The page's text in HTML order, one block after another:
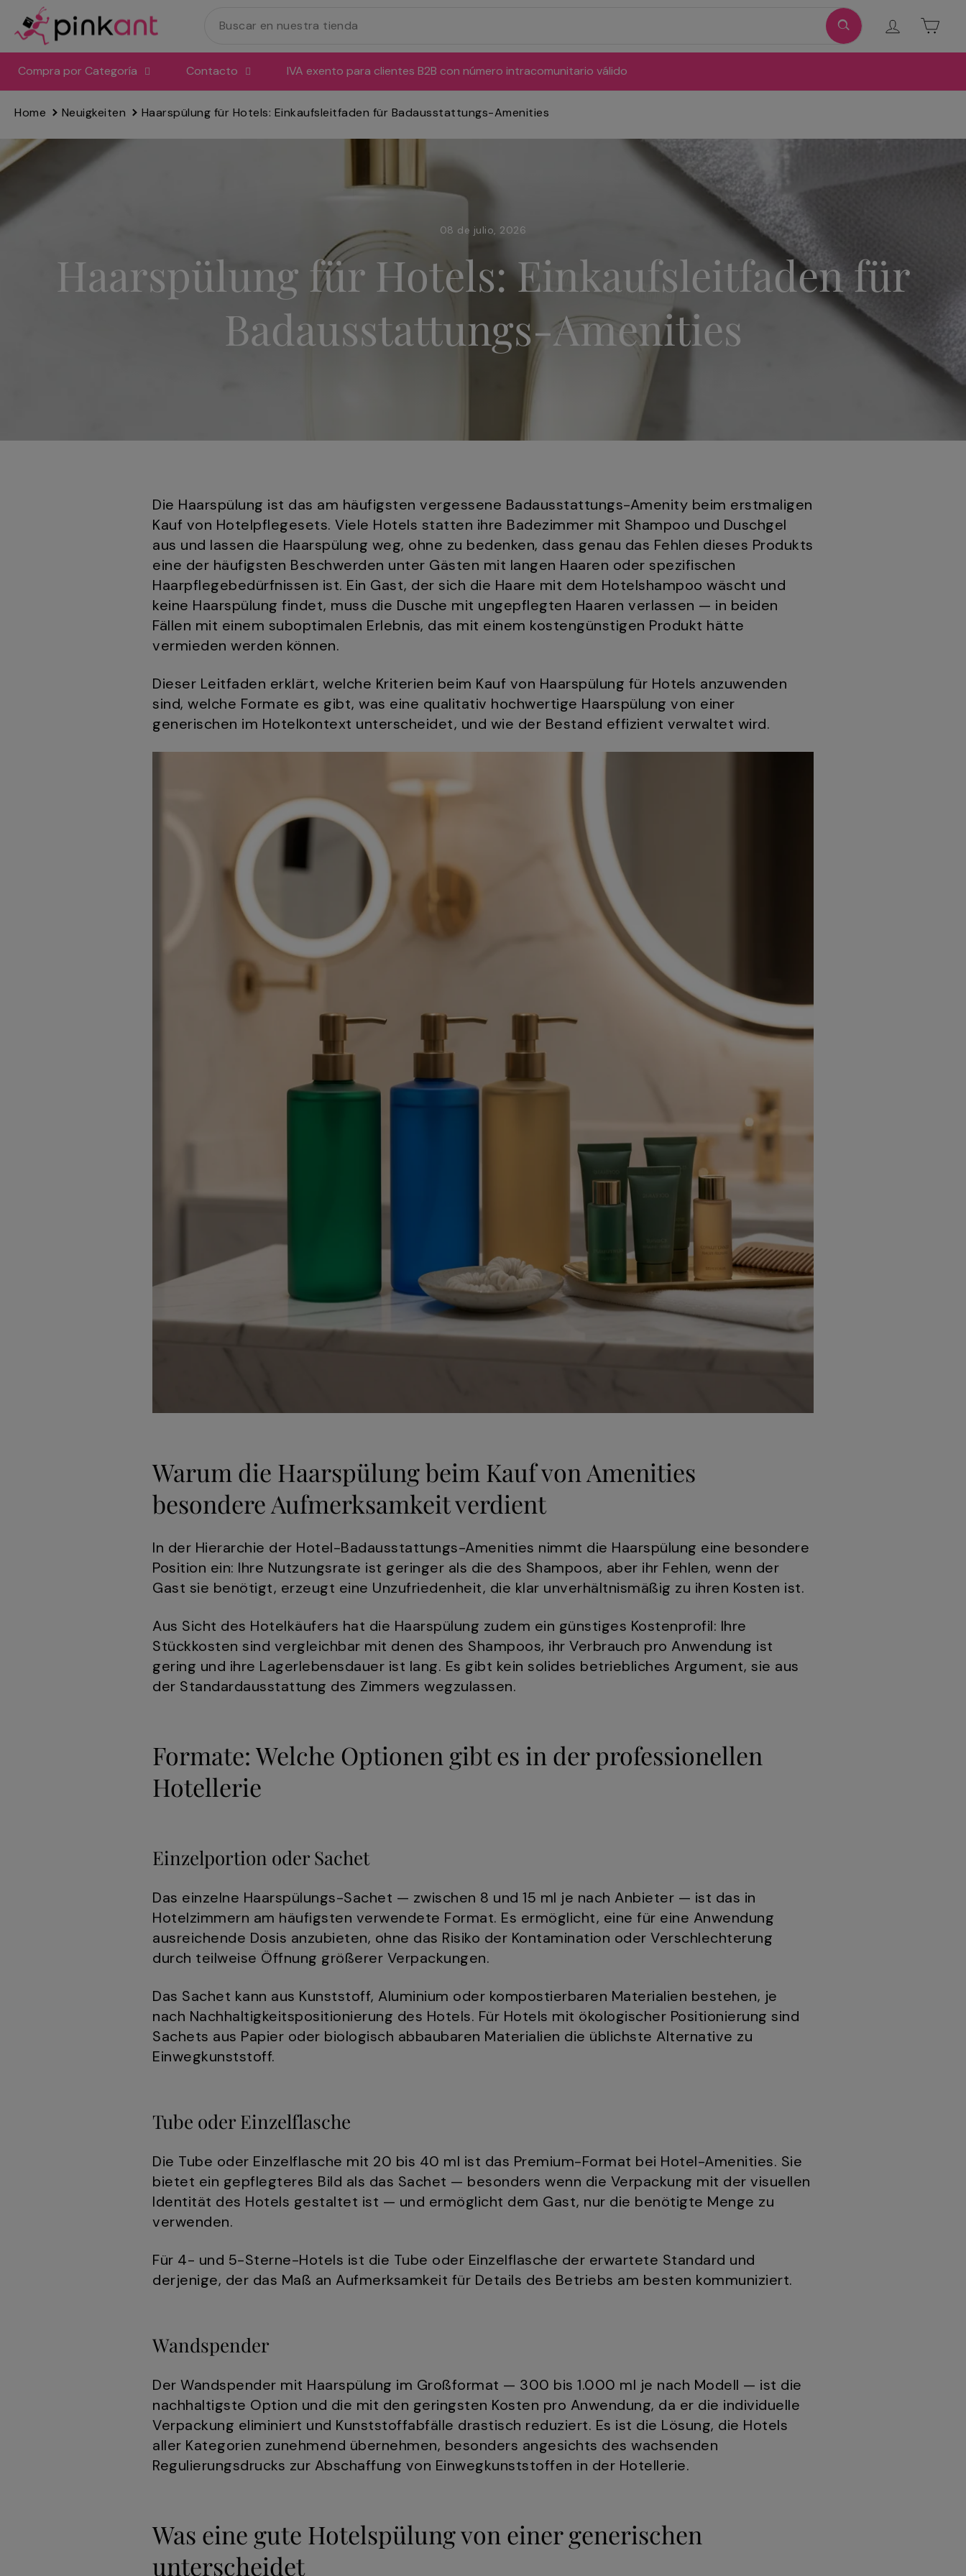
directamente
al
contenido
Ingresar
Compra por Categoría Contacto IVA exento para clientes B2B con número intracomunitario válido
Home Neuigkeiten Haarspülung für Hotels: Einkaufsleitfaden für Badausstattungs-Amenities
08 de julio, 2026
Haarspülung für Hotels: Einkaufsleitfaden für
Badausstattungs-Amenities
Die Haarspülung ist das am häufigsten vergessene Badausstattungs-Amenity beim erstmaligen
Kauf von Hotelpflegesets. Viele Hotels statten ihre Badezimmer mit Shampoo und Duschgel
aus und lassen die Haarspülung weg, ohne zu bedenken, dass genau das Fehlen dieses Produkts
eine der häufigsten Beschwerden unter Gästen mit langen Haaren oder spezifischen
Haarpflegebedürfnissen ist. Ein Gast, der sich die Haare mit dem Hotelshampoo wäscht und
keine Haarspülung findet, muss die Dusche mit ungepflegten Haaren verlassen — in beiden
Fällen mit einem suboptimalen Erlebnis, das mit einem kostengünstigen Produkt hätte
vermieden werden können.
Dieser Leitfaden erklärt, welche Kriterien beim Kauf von Haarspülung für Hotels anzuwenden
sind, welche Formate es gibt, was eine qualitativ hochwertige Haarspülung von einer
generischen im Hotelkontext unterscheidet, und wie der Bestand effizient verwaltet wird.
Warum die Haarspülung beim Kauf von Amenities
besondere Aufmerksamkeit verdient
In der Hierarchie der Hotel-Badausstattungs-Amenities nimmt die Haarspülung eine besondere
Position ein: Ihre Nutzungsrate ist geringer als die des Shampoos, aber ihr Fehlen, wenn der
Gast sie benötigt, erzeugt eine Unzufriedenheit, die klar unverhältnismäßig zu ihren Kosten ist.
Aus Sicht des Hotelkäufers hat die Haarspülung zudem ein günstiges Kostenprofil: Ihre
Stückkosten sind vergleichbar mit denen des Shampoos, ihr Verbrauch pro Anwendung ist
gering und ihre Lagerlebensdauer ist lang. Es gibt kein solides betriebliches Argument, sie aus
der Standardausstattung des Zimmers wegzulassen.
Formate: Welche Optionen gibt es in der professionellen
Hotellerie
Einzelportion oder Sachet
Das einzelne Haarspülungs-Sachet — zwischen 8 und 15 ml je nach Anbieter — ist das in
Hotelzimmern am häufigsten verwendete Format. Es ermöglicht, eine für eine Anwendung
ausreichende Dosis anzubieten, ohne das Risiko der Kontamination oder Verschlechterung
durch teilweise Öffnung größerer Verpackungen.
Das Sachet kann aus Kunststoff, Aluminium oder kompostierbaren Materialien bestehen, je
nach Nachhaltigkeitspositionierung des Hotels. Für Hotels mit ökologischer Positionierung sind
Sachets aus Papier oder biologisch abbaubaren Materialien die üblichste Alternative zu
Einwegkunststoff.
Tube oder Einzelflasche
Die Tube oder Einzelflasche mit 20 bis 40 ml ist das Premium-Format bei Hotel-Amenities. Sie
bietet ein gepflegteres Bild als das Sachet — besonders wenn die Verpackung mit der visuellen
Identität des Hotels gestaltet ist — und ermöglicht dem Gast, nur die benötigte Menge zu
verwenden.
Für 4- und 5-Sterne-Hotels ist die Tube oder Einzelflasche der erwartete Standard und
derjenige, der das Maß an Aufmerksamkeit für Details des Betriebs am besten kommuniziert.
Wandspender
Der Wandspender mit Haarspülung im Großformat — 300 bis 1.000 ml je nach Modell — ist die
nachhaltigste Option und die mit den geringsten Kosten pro Anwendung, da er die individuelle
Verpackung eliminiert und Kunststoffabfälle drastisch reduziert. Es ist die Lösung, die Hotels
aller Kategorien zunehmend übernehmen, besonders angesichts des wachsenden
Regulierungsdrucks zur Abschaffung von Einwegkunststoffen in der Hotellerie.
Was eine gute Hotelspülung von einer generischen
unterscheidet